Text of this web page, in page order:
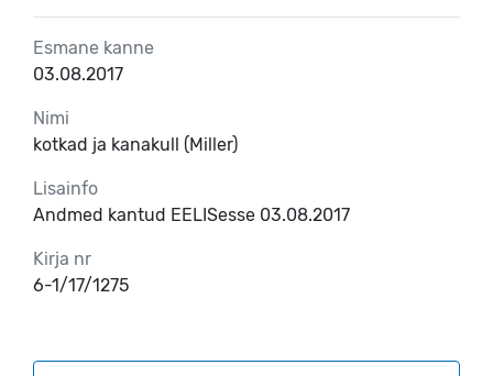
Esmane kanne
03.08.2017
Nimi
kotkad ja kanakull (Miller)
Lisainfo
Andmed kantud EELISesse 03.08.2017
Kirja nr
6-1/17/1275